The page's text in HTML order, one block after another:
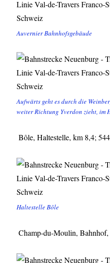
Auvernier Bahnhofsgebäude
Aufwärts geht es durch die
weiter Richtung Yverdon zieht, im
Bôle, Haltestelle, km 8,4;
Haltestelle Bôle
Champ-du-Moulin,